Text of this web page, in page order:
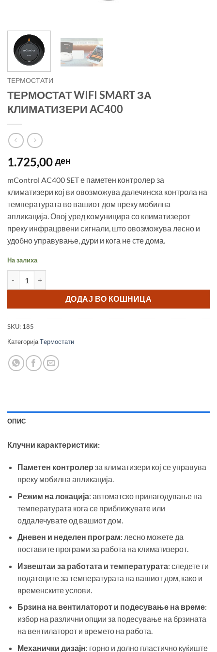
TЕРМОСТАТИ
ТЕРМОСТАТ WIFI SMART ЗА
КЛИМАТИЗЕРИ AC400
1.725,00 ден
mControl AC400 SET е паметен контролер за
климатизери кој ви овозможува далечинска контрола на
температурата во вашиот дом преку мобилна
апликација. Овој уред комуницира со климатизерот
преку инфрацрвени сигнали, што овозможува лесно и
удобно управување, дури и кога не сте дома.
На залиха
ДОДАЈ ВО КОШНИЦА
SKU: 185
КатегоријаTермостати
ОПИС
Клучни карактеристики:
Паметен контролер за климатизери кој се управува
преку мобилна апликација.
Режим на локација: автоматско прилагодување на
температурата кога се приближувате или
оддалечувате од вашиот дом.
Дневен и неделен програм: лесно можете да
поставите програми за работа на климатизерот.
Извештаи за работата и температурата: следете ги
податоците за температурата на вашиот дом, како и
временските услови.
Брзина на вентилаторот и подесување на време:
избор на различни опции за подесување на брзината
на вентилаторот и времето на работа.
Механички дизајн: горно и долно пластично куќиште